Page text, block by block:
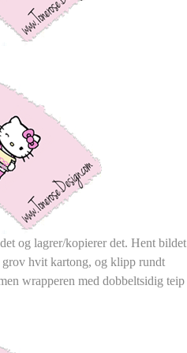
og lagrer/kopierer det. Hent bildet
grov hvit kartong, og klipp rundt
wrapperen med dobbeltsidig teip